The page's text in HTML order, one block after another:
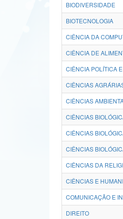
BIODIVERSIDADE
BIOTECNOLOGIA
CIÊNCIA DA
CIÊNCIA DE
CIÊNCIA POLÍTICA
CIÊNCIAS
CIÊNCIAS
CIÊNCIAS
CIÊNCIAS
CIÊNCIAS
CIÊNCIAS DA
CIÊNCIAS E
COMUNICAÇÃO E
DIREITO